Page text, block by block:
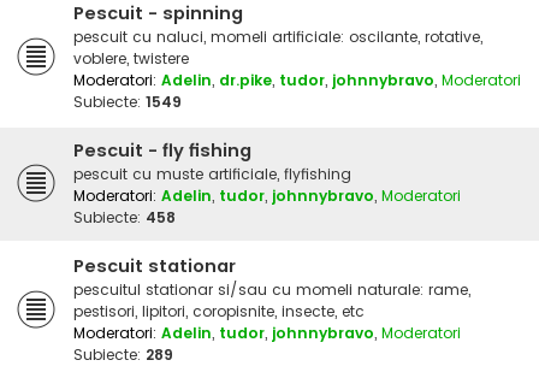
Pescuit - spinning
pescuit cu naluci, momeli artificiale: oscilante, rotative,
voblere, twistere
Moderatori: Adelin, dr.pike, tudor, johnnybravo, Moderatori
Subiecte: 1549
Pescuit - fly fishing
pescuit cu muste artificiale, flyfishing
Moderatori: Adelin, tudor, johnnybravo, Moderatori
Subiecte: 458
Pescuit stationar
pescuitul stationar si/sau cu momeli naturale: rame,
pestisori, lipitori, coropisnite, insecte, etc
Moderatori: Adelin, tudor, johnnybravo, Moderatori
Subiecte: 289